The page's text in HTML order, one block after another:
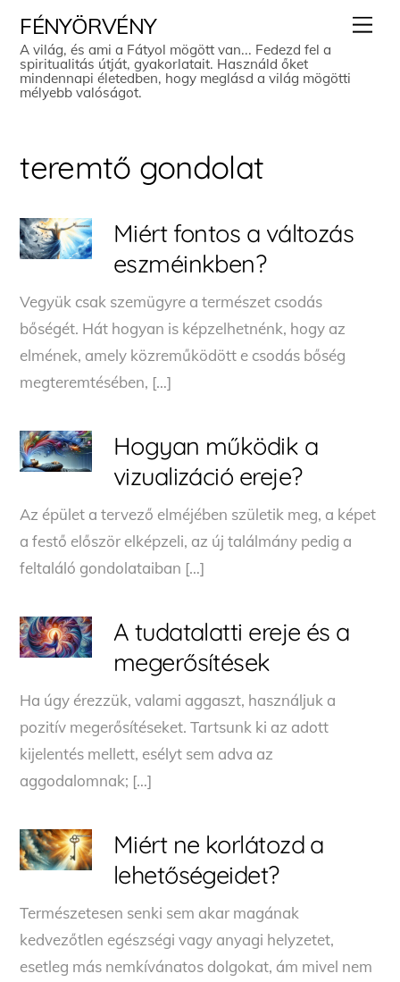
content
FÉNYÖRVÉNY
A világ, és ami a Fátyol mögött van... Fedezd fel a
spiritualitás útját, gyakorlatait. Használd őket
mindennapi életedben, hogy meglásd a világ mögötti
mélyebb valóságot.
teremtő gondolat
Miért fontos a változás
eszméinkben?
Vegyük csak szemügyre a természet csodás
bőségét. Hát hogyan is képzelhetnénk, hogy az
elmének, amely közreműködött e csodás bőség
megteremtésében, […]
Hogyan működik a
vizualizáció ereje?
Az épület a tervező elméjében születik meg, a képet
a festő először elképzeli, az új találmány pedig a
feltaláló gondolataiban […]
A tudatalatti ereje és a
megerősítések
Ha úgy érezzük, valami aggaszt, használjuk a
pozitív megerősítéseket. Tartsunk ki az adott
kijelentés mellett, esélyt sem adva az
aggodalomnak; […]
Miért ne korlátozd a
lehetőségeidet?
Természetesen senki sem akar magának
kedvezőtlen egészségi vagy anyagi helyzetet,
esetleg más nemkívánatos dolgokat, ám mivel nem